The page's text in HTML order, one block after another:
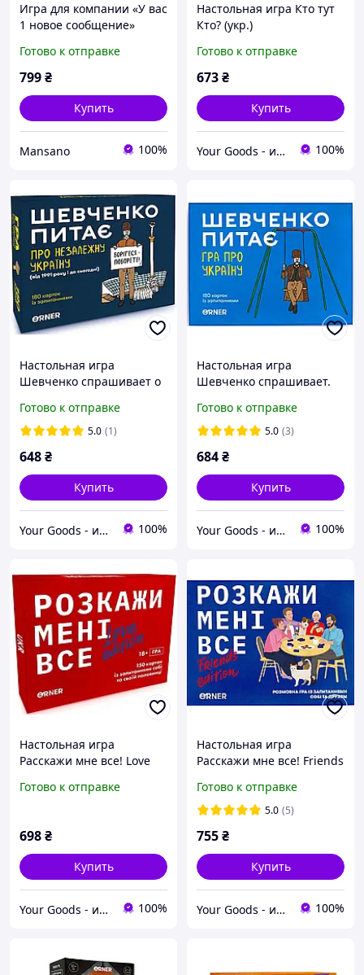
Игра для компании «У вас
1 новое сообщение»
Готово к отправке
799₴
Купить
Mansano 100%
Настольная игра Кто тут
Кто? (укр.)
Готово к отправке
673₴
Купить
Your Goods - интернет-магазин настольных игр 100%
Настольная игра
Шевченко спрашивает о
(укр.)
Готово к отправке
5.0 (1)
648₴
Купить
Your Goods - интернет-магазин настольных игр 100%
Настольная игра
Шевченко спрашивает.
Готово к отправке
5.0 (3)
684₴
Купить
Your Goods - интернет-магазин настольных игр 100%
Настольная игра
Расскажи мне все! Love
Готово к отправке
698₴
Купить
Your Goods - интернет-магазин настольных игр 100%
Настольная игра
Расскажи мне все! Friends
Готово к отправке
5.0 (5)
755₴
Купить
Your Goods - интернет-магазин настольных игр 100%